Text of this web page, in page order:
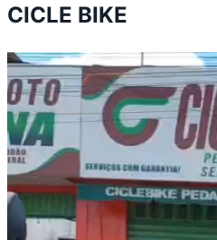
CICLE BIKE